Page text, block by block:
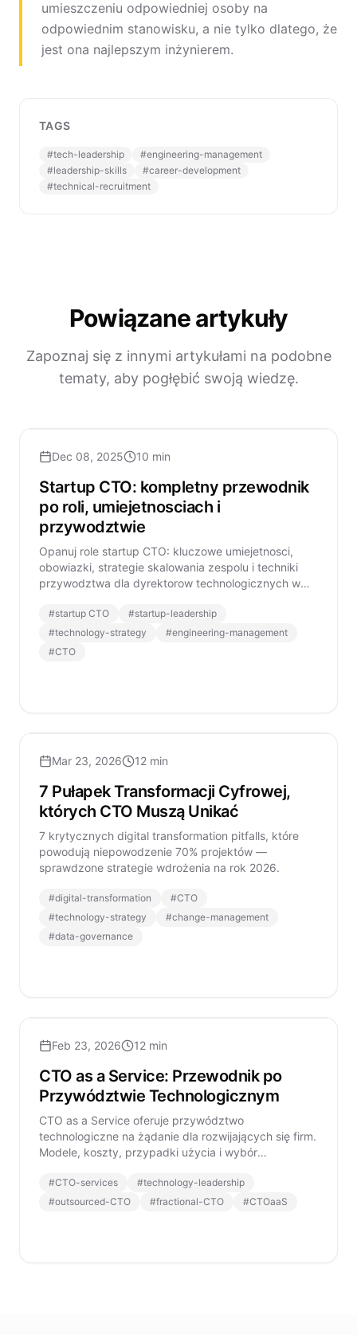
umieszczeniu odpowiedniej osoby na
odpowiednim stanowisku, a nie tylko dlatego, że
jest ona najlepszym inżynierem.
TAGS
#tech-leadership #engineering-management
#leadership-skills #career-development
#technical-recruitment
Powiązane artykuły
Zapoznaj się z innymi artykułami na podobne
tematy, aby pogłębić swoją wiedzę.
Dec 08, 2025 10 min
Startup CTO: kompletny przewodnik
po roli, umiejetnosciach i
przywodztwie
Opanuj role startup CTO: kluczowe umiejetnosci,
obowiazki, strategie skalowania zespolu i techniki
przywodztwa dla dyrektorow technologicznych w
#startup CTO #startup-leadership
#technology-strategy #engineering-management
#CTO
Mar 23, 2026 12 min
7 Pułapek Transformacji Cyfrowej,
których CTO Muszą Unikać
7 krytycznych digital transformation pitfalls, które
powodują niepowodzenie 70% projektów —
sprawdzone strategie wdrożenia na rok 2026.
#digital-transformation #CTO
#technology-strategy #change-management
#data-governance
Feb 23, 2026 12 min
CTO as a Service: Przewodnik po
Przywództwie Technologicznym
CTO as a Service oferuje przywództwo
technologiczne na żądanie dla rozwijających się firm.
Modele, koszty, przypadki użycia i wybór
#CTO-services #technology-leadership
#outsourced-CTO #fractional-CTO #CTOaaS